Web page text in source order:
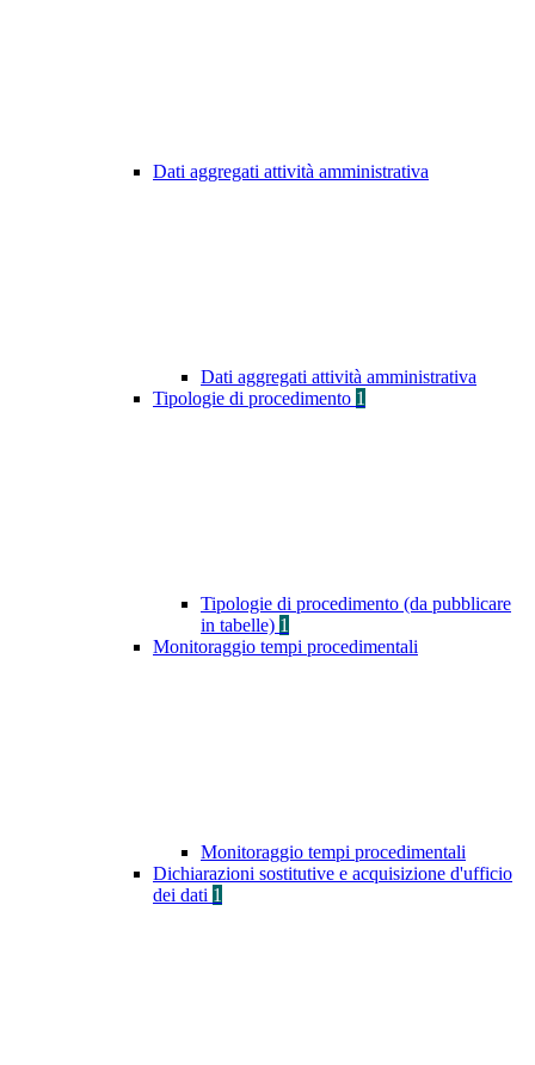
Dati aggregati attività amministrativa
Dati aggregati attività amministrativa
Tipologie di procedimento 1
Tipologie di procedimento (da pubblicare
in tabelle) 1
Monitoraggio tempi procedimentali
Monitoraggio tempi procedimentali
Dichiarazioni sostitutive e acquisizione d'ufficio
dei dati 1